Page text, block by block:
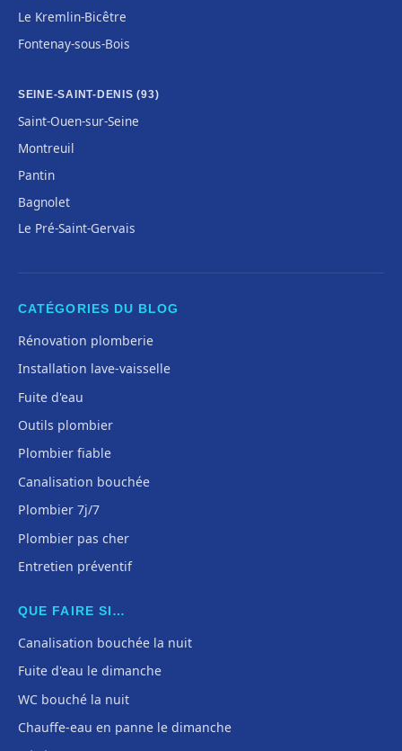
Le Kremlin-Bicêtre
Fontenay-sous-Bois
SEINE-SAINT-DENIS (93)
Saint-Ouen-sur-Seine
Montreuil
Pantin
Bagnolet
Le Pré-Saint-Gervais
CATÉGORIES DU BLOG
Rénovation plomberie
Installation lave-vaisselle
Fuite d'eau
Outils plombier
Plombier fiable
Canalisation bouchée
Plombier 7j/7
Plombier pas cher
Entretien préventif
QUE FAIRE SI…
Canalisation bouchée la nuit
Fuite d'eau le dimanche
WC bouché la nuit
Chauffe-eau en panne le dimanche